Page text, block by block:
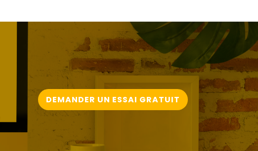
DEMANDER UN ESSAI GRATUIT